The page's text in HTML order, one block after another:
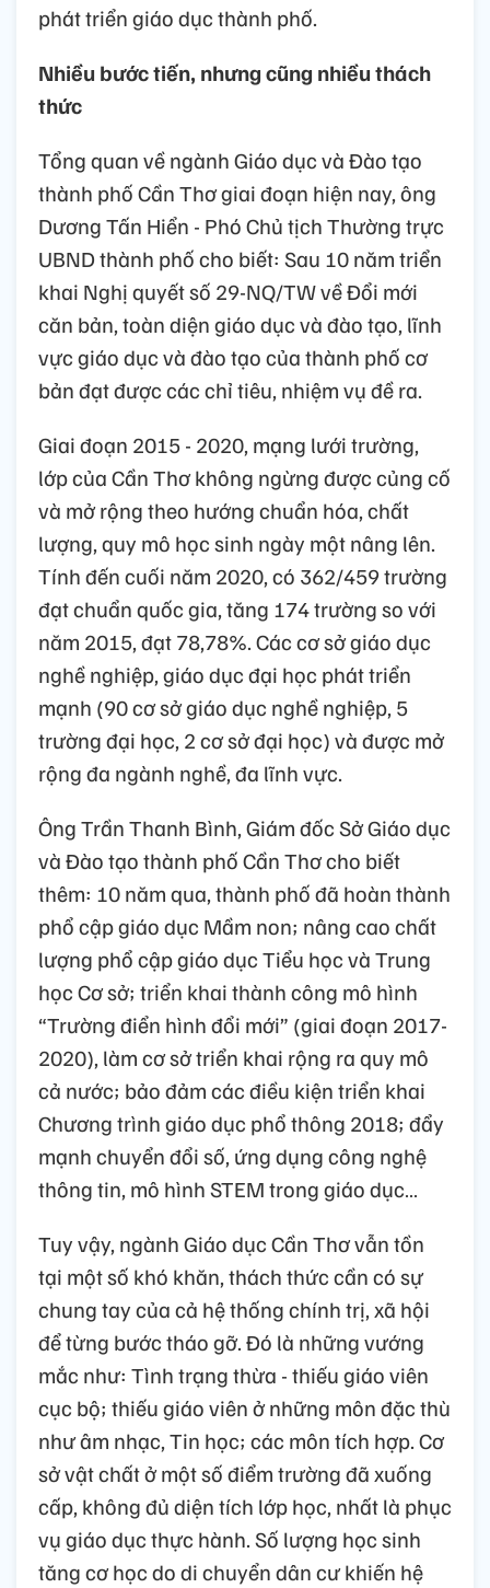
phát triển giáo dục thành phố.
Nhiều bước tiến, nhưng cũng nhiều thách
thức
Tổng quan về ngành Giáo dục và Đào tạo
thành phố Cần Thơ giai đoạn hiện nay, ông
Dương Tấn Hiển - Phó Chủ tịch Thường trực
UBND thành phố cho biết: Sau 10 năm triển
khai Nghị quyết số 29-NQ/TW về Đổi mới
căn bản, toàn diện giáo dục và đào tạo, lĩnh
vực giáo dục và đào tạo của thành phố cơ
bản đạt được các chỉ tiêu, nhiệm vụ đề ra.
Giai đoạn 2015 - 2020, mạng lưới trường,
lớp của Cần Thơ không ngừng được củng cố
và mở rộng theo hướng chuẩn hóa, chất
lượng, quy mô học sinh ngày một nâng lên.
Tính đến cuối năm 2020, có 362/459 trường
đạt chuẩn quốc gia, tăng 174 trường so với
năm 2015, đạt 78,78%. Các cơ sở giáo dục
nghề nghiệp, giáo dục đại học phát triển
mạnh (90 cơ sở giáo dục nghề nghiệp, 5
trường đại học, 2 cơ sở đại học) và được mở
rộng đa ngành nghề, đa lĩnh vực.
Ông Trần Thanh Bình, Giám đốc Sở Giáo dục
và Đào tạo thành phố Cần Thơ cho biết
thêm: 10 năm qua, thành phố đã hoàn thành
phổ cập giáo dục Mầm non; nâng cao chất
lượng phổ cập giáo dục Tiểu học và Trung
học Cơ sở; triển khai thành công mô hình
“Trường điển hình đổi mới” (giai đoạn 2017-
2020), làm cơ sở triển khai rộng ra quy mô
cả nước; bảo đảm các điều kiện triển khai
Chương trình giáo dục phổ thông 2018; đẩy
mạnh chuyển đổi số, ứng dụng công nghệ
thông tin, mô hình STEM trong giáo dục…
Tuy vậy, ngành Giáo dục Cần Thơ vẫn tồn
tại một số khó khăn, thách thức cần có sự
chung tay của cả hệ thống chính trị, xã hội
để từng bước tháo gỡ. Đó là những vướng
mắc như: Tình trạng thừa - thiếu giáo viên
cục bộ; thiếu giáo viên ở những môn đặc thù
như âm nhạc, Tin học; các môn tích hợp. Cơ
sở vật chất ở một số điểm trường đã xuống
cấp, không đủ diện tích lớp học, nhất là phục
vụ giáo dục thực hành. Số lượng học sinh
tăng cơ học do di chuyển dân cư khiến hệ